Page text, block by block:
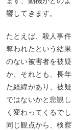
響してきます。
たとえば、殺人事
奪われたという結
のない被害者を被
か、それとも、長
た経緯があり、被
ではないかと悲観
く変わってくるでし
同じ観点から、検